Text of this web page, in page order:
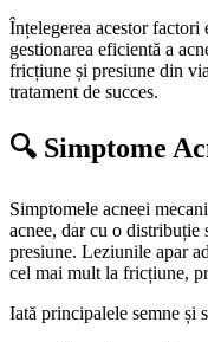
Înțelegerea acestor factori
gestionarea eficientă a
fricțiune și presiune din
tratament de succes.
🔍 Simptome
Simptomele acneei
acnee, dar cu o distribuție
presiune. Leziunile apar
cel mai mult la fricțiune,
Iată principalele semne și